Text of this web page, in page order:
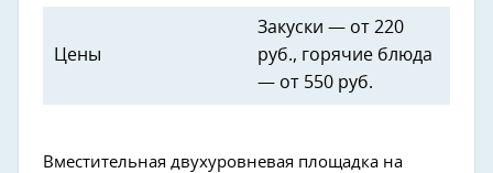
Цены
Закуски — от 220
руб., горячие блюда
— от 550 руб.
Вместительная двухуровневая площадка на